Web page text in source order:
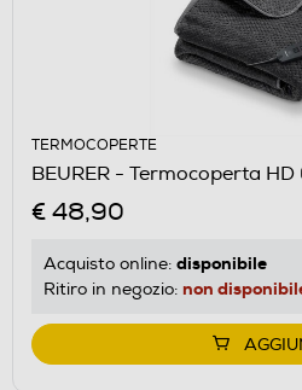
TERMOCOPERTE
BEURER - Termocoperta
€ 48,90
Acquisto online: disponibile
Ritiro in negozio: non